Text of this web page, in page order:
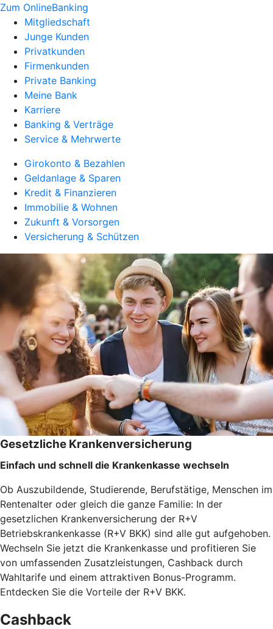
Zum OnlineBanking
Mitgliedschaft
Junge Kunden
Privatkunden
Firmenkunden
Private Banking
Meine Bank
Karriere
Banking & Verträge
Service & Mehrwerte
Girokonto & Bezahlen
Geldanlage & Sparen
Kredit & Finanzieren
Immobilie & Wohnen
Zukunft & Vorsorgen
Versicherung & Schützen
Gesetzliche Krankenversicherung
Einfach und schnell die Krankenkasse wechseln
Ob Auszubildende, Studierende, Berufstätige, Menschen im
Rentenalter oder gleich die ganze Familie: In der
gesetzlichen Krankenversicherung der R+V
Betriebskrankenkasse (R+V BKK) sind alle gut aufgehoben.
Wechseln Sie jetzt die Krankenkasse und profitieren Sie
von umfassenden Zusatzleistungen, Cashback durch
Wahltarife und einem attraktiven Bonus-Programm.
Entdecken Sie die Vorteile der R+V BKK.
Cashback